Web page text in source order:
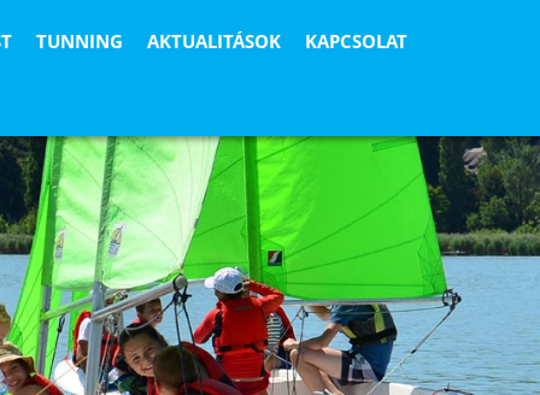
TUNNING AKTUALITÁSOK KAPCSOLAT